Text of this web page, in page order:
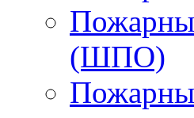
(ШПО)